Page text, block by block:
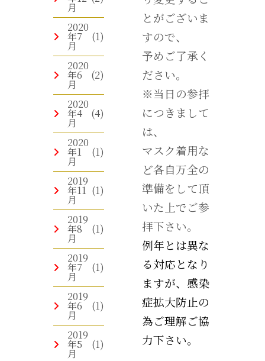
月
2020
年7
月
(1)
2020
年6
月
(2)
2020
年4
月
(4)
2020
年1
月
(1)
2019
年11
月
(1)
2019
年8
月
(1)
2019
年7
月
(1)
2019
年6
月
(1)
2019
年5
月
(1)
とがございま
すので、
予めご了承く
ださい。
※当日の参拝
につきまして
は、
マスク着用な
ど各自万全の
準備をして頂
いた上でご参
拝下さい。
例年とは異な
る対応となり
ますが、感染
症拡大防止の
為ご理解ご協
力下さい。